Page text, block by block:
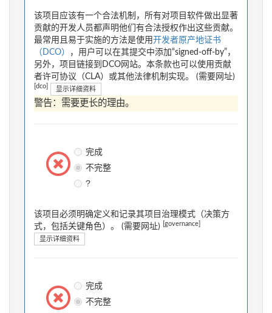
该项目应该有一个合法机制，所有对项目软件做出显著
贡献的开发人员都声明他们有合法授权作出这些贡献。
最常用且易于实施的方法是使用开发者原产地证书
（DCO）
，用户可以在其提交中添加“signed-off-by”，
另外，项目链接到DCO网站。本条款也可以使用贡献
者许可协议（CLA）或其他法律机制实现。 (需要网址)
[dco] 显示详细资料
警告：需要更长的理由。
完成
不完整
?
该项目必须明确定义和记录其项目治理模式（决策方
式，包括关键角色）。 (需要网址)
[governance]
显示详细资料
完成
不完整